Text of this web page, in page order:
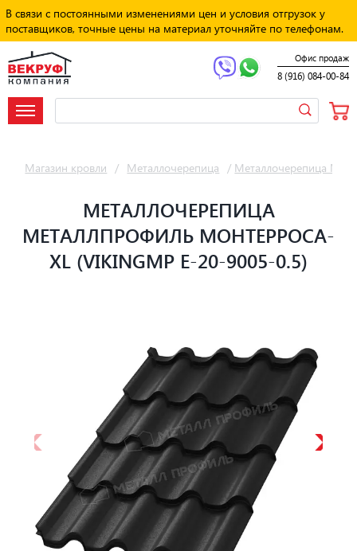
В связи с постоянными изменениями цен и условия отгрузок у
поставщиков, точные цены на материал уточняйте по телефонам.
Офис продаж
8 (916) 084-00-84
Магазин кровли / Металлочерепица / Металлочерепица
МЕТАЛЛОЧЕРЕПИЦА
МЕТАЛЛПРОФИЛЬ МОНТЕРРОСА-
XL (VIKINGMP E-20-9005-0.5)